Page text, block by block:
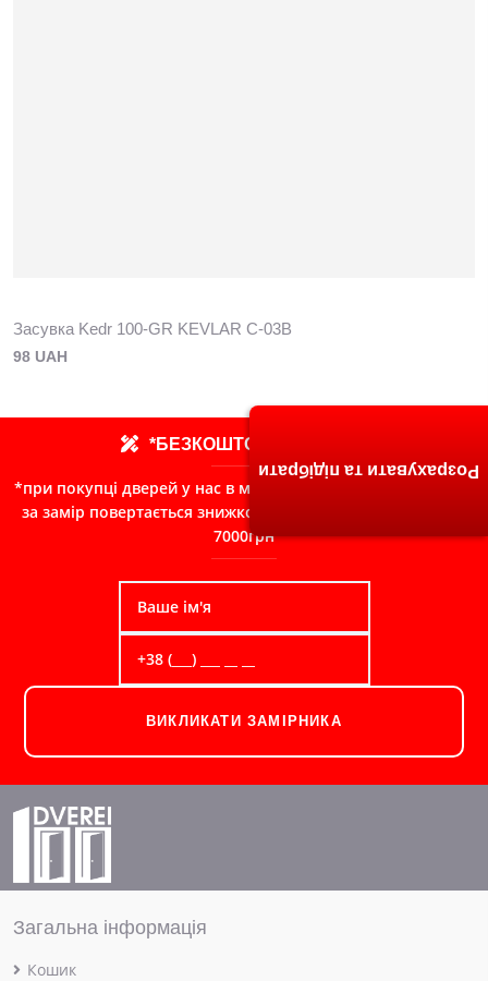
Засувка Kedr 100-GR KEVLAR C-03В
98 UAH
*БЕЗКОШТОВНИЙ ЗАМІР
*при покупці дверей у нас в магазині, сума сплачена Вами
за замір повертається знижкою в чек при замовленні від
7000грн
ВИКЛИКАТИ ЗАМІРНИКА
Загальна інформація
Кошик
Розрахувати та підібрати